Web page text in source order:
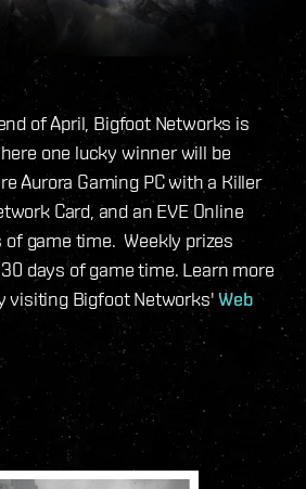
of April, Bigfoot Networks is
one lucky winner will be
Aurora Gaming PC with a Killer
Card, and an EVE Online
of game time. Weekly prizes
days of game time. Learn more
visiting Bigfoot Networks'Web